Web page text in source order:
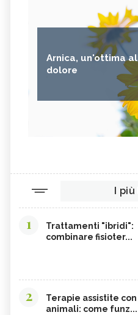
Arnica, un'ottima
dolore
I
1
Trattamenti "ibridi":
combinare fisioter...
2
Terapie assistite con
animali: come funz...